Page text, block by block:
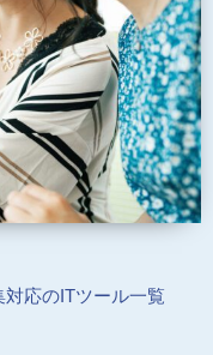
応のITツール一覧